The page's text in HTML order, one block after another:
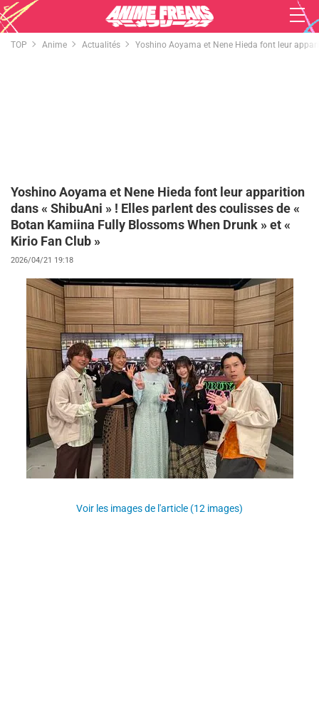
TOP Anime Actualités Yoshino Aoyama et Nene Hieda font leur
Yoshino Aoyama et Nene Hieda font leur apparition
dans « ShibuAni » ! Elles parlent des coulisses de «
Botan Kamiina Fully Blossoms When Drunk » et «
Kirio Fan Club »
2026/04/21 19:18
Voir les images de l'article (12 images)